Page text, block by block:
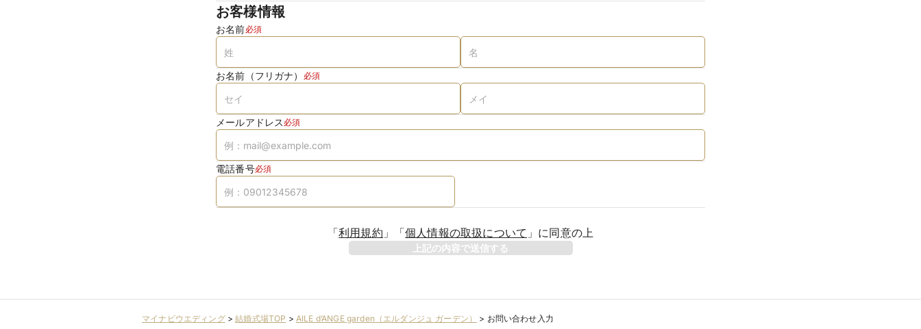
お客様情報
お名前必須
お名前（フリガナ） 必須
メールアドレス 必須
電話番号必須
「利用規約 」 「個人情報の取扱について 」 に同意の上
上記の内容で送信する
マイナビウエディング>結婚式場TOP > AILE d’ANGE garden（エルダンジュ ガーデン） > お問い合わせ入力